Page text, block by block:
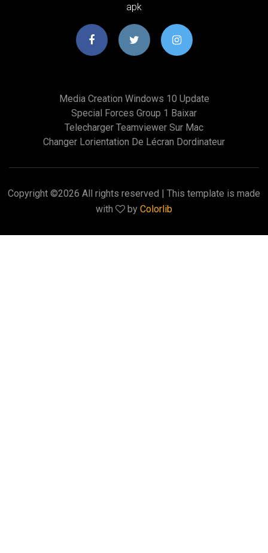
apk
Media Creation Windows 10 Update
Special Forces Group 1 Baixar
Telecharger Teamviewer Sur Mac
Changer Lorientation De Lécran Dordinateur
Copyright ©2026 All rights reserved | This template is made
with
by Colorlib